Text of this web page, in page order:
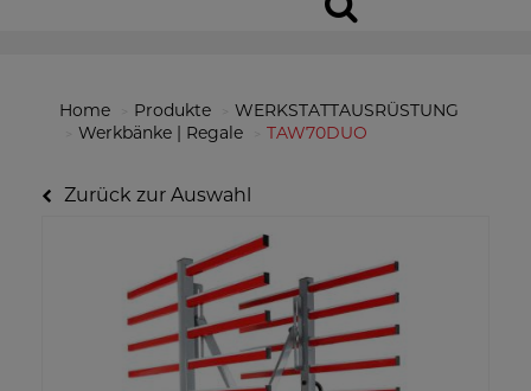
Home Produkte
WERKSTATTAUSRÜSTUNG
Werkbänke | Regale
TAW70DUO
Zurück zur Auswahl